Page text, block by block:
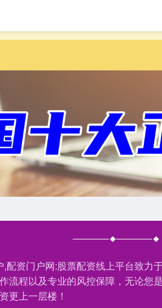
配资门户网:股票配资线上平台致
流程以及专业的风控保障，无论
更上一层楼！